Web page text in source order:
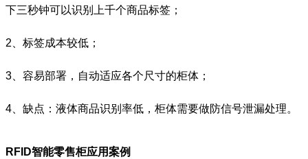
下三秒钟可以识别上千个商品标签；
2、标签成本较低；
3、容易部署，自动适应各个尺寸的柜体；
4、缺点：液体商品识别率低，柜体需要做防信号泄漏处理。
RFID智能零售柜应用案例